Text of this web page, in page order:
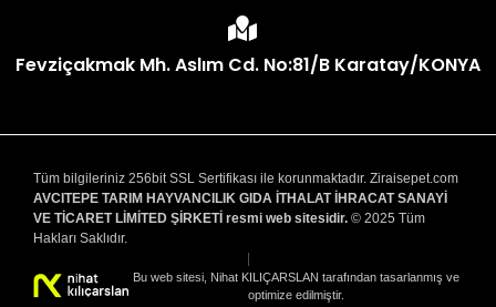
Fevziçakmak Mh. Aslım Cd. No:81/B Karatay/KONYA
Tüm bilgileriniz 256bit SSL Sertifikası ile korunmaktadır. Ziraisepet.com
AVCITEPE TARIM HAYVANCILIK GIDA İTHALAT İHRACAT SANAYİ
VE TİCARET LİMİTED ŞİRKETİ resmi web sitesidir. © 2025 Tüm
Hakları Saklıdır.
Bu web sitesi, Nihat KILIÇARSLAN tarafından tasarlanmış ve
optimize edilmiştir.